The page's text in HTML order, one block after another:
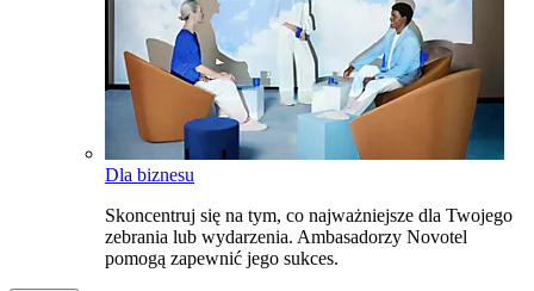
Dla biznesu
Skoncentruj się na tym, co najważniejsze dla Twojego
zebrania lub wydarzenia. Ambasadorzy Novotel
pomogą zapewnić jego sukces.